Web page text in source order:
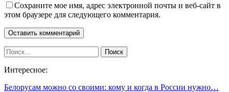
Сохраните мое имя, адрес электронной почты и веб-сайт в
этом браузере для следующего комментария.
Интересное:
Белорусам можно со своими: кому и когда в России нужно…